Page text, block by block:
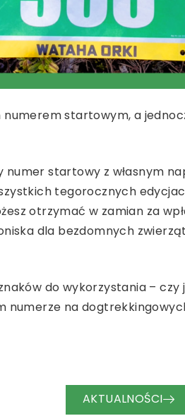
numerem startowym, a
numer startowy z własnym
tegorocznych
otrzymać w zamian za
dla bezdomnych
do wykorzystania – czy
numerze na
AKTUALNOŚCI